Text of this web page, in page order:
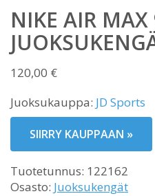
NIKE AIR
120,00 €
Juoksukauppa: JD Sports
SIIRRY KAUPPAAN »
Tuotetunnus: 122162
Osasto: Juoksukengät